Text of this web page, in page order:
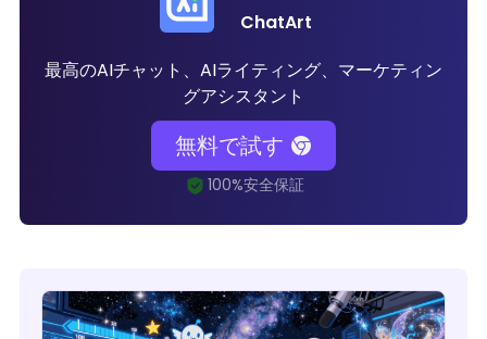
ChatArt
最高のAIチャット、AIライティング、マーケティン
グアシスタント
無料で試す